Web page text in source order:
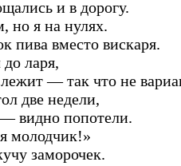
и в дорогу.
но я на нулях.
пива вместо вискаря.
до ларя,
— так что не
две недели,
видно попотели.
молодчик!»
заморочек.